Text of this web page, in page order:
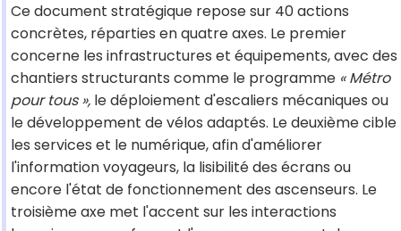
Ce document stratégique repose sur 40 actions
concrètes, réparties en quatre axes. Le premier
concerne les infrastructures et équipements, avec des
chantiers structurants comme le programme « Métro
pour tous », le déploiement d'escaliers mécaniques ou
le développement de vélos adaptés. Le deuxième cible
les services et le numérique, afin d'améliorer
l'information voyageurs, la lisibilité des écrans ou
encore l'état de fonctionnement des ascenseurs. Le
troisième axe met l'accent sur les interactions